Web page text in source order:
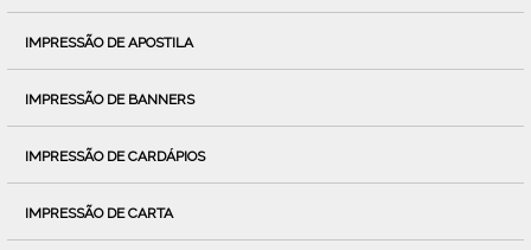
IMPRESSÃO DE APOSTILA
IMPRESSÃO DE BANNERS
IMPRESSÃO DE CARDÁPIOS
IMPRESSÃO DE CARTA